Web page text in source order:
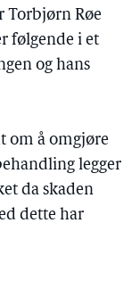
Torbjørn Røe
følgende i et
og hans
om å omgjøre
legger
da skaden
dette har